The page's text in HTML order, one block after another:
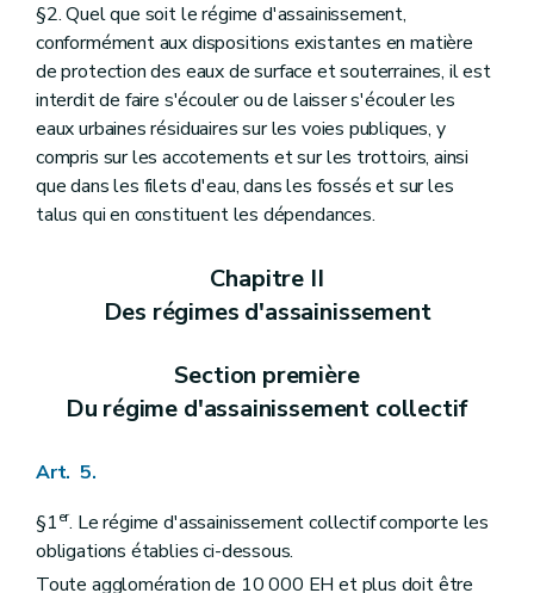
§2. Quel que soit le régime d'assainissement,
conformément aux dispositions existantes en matière
de protection des eaux de surface et souterraines, il est
interdit de faire s'écouler ou de laisser s'écouler les
eaux urbaines résiduaires sur les voies publiques, y
compris sur les accotements et sur les trottoirs, ainsi
que dans les filets d'eau, dans les fossés et sur les
talus qui en constituent les dépendances.
Chapitre II
Des régimes d'assainissement
Section première
Du régime d'assainissement collectif
Art. 5.
§1er. Le régime d'assainissement collectif comporte les
obligations établies ci-dessous.
Toute agglomération de 10 000 EH et plus doit être